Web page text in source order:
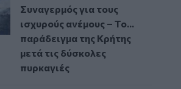
Συναγερμός για τους
ισχυρούς ανέμους – Το...
παράδειγμα της Κρήτης
μετά τις δύσκολες
πυρκαγιές